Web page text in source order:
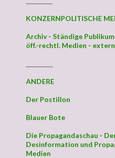
KONZERNPOLITISCHE
Archiv - Ständige
öff.-rechtl. Medien -
ANDERE
Der Postillon
Blauer Bote
Die Propagandaschau -
Desinformation und
Medien